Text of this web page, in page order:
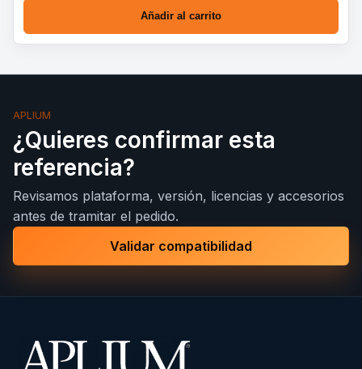
Añadir al carrito
APLIUM
¿Quieres confirmar esta
referencia?
Revisamos plataforma, versión, licencias y accesorios
antes de tramitar el pedido.
Validar compatibilidad